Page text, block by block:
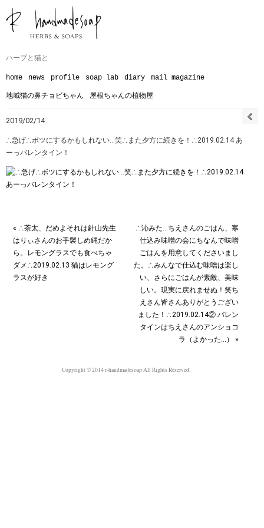
ハーブと猫と
home news profile soap lab diary mail magazine
地域猫の鼻チョビちゃん 屋根ちゃんの植物屋
2019/02/14
∴急げ∴ボツにするかもしれない…笑∴また夕方に続きを！∴2019.02.14 あ
ーっバレンタイン！
« ∴茶太、だめよそれは針山先生
はりぃさんのお手製しめ縄だか
ら。レモングラスでも食べちゃ
ダメ∴2019.02.13 猫はレモング
ラスが好き
∴沁みた…ちえさんのごはん、寒
仕込み味噌の会にちなんで味噌
ごはんを用意してくださいまし
た。∴みんなで仕込む味噌は楽し
い、さらにごはんが素敵、美味
しい。現実に戻れませぬ！笑ち
えさん皆さんありがとうござい
ました！∴2019.02.14② バレン
タインはちえさんのアンショコ
ラ（よかった…） »
Copyright © 2014 r-handmadesoap All Rights Reserved.